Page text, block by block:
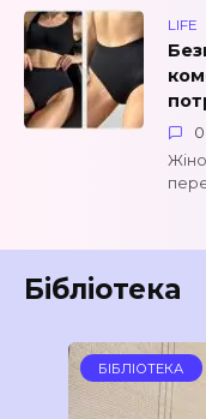
LIFE
0
Бібліотека
БІБЛІОТЕКА